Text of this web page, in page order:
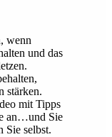
wenn
und das
stärken.
mit Tipps
an…und Sie
Sie selbst.